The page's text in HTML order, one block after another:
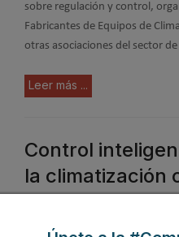
sobre regulación y control,
Fabricantes de Equipos de
otras asociaciones del sector
Leer más ...
Control
la climatización
CLOUD de
Publicado en Hemeroteca